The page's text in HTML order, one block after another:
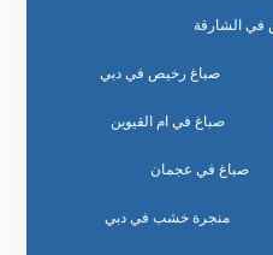
الشارقة
صباغ رخيص في دبي
صباغ في ام القيوين
صباغ في عجمان
منجرة خشب في دبي